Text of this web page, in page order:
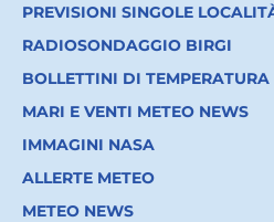
PREVISIONI SINGOLE
RADIOSONDAGGIO BIRGI
BOLLETTINI DI TEMPERATURA
MARI E VENTI METEO NEWS
IMMAGINI NASA
ALLERTE METEO
METEO NEWS